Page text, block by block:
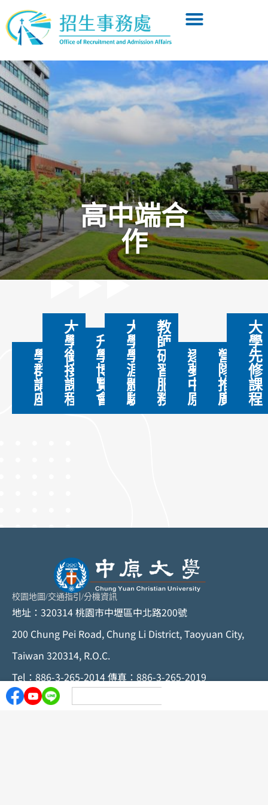
高中端合
作
學
群
講
座
大
學
銜
接
課
程
升
學
博
覽
會
大
學
學
涯
體
驗
教
師
研
習
服
務
逐
夢
中
原
營
隊
推
廣
大
學
先
修
課
程
校園地圖/交通指引 /分機資訊
地址：320314 桃園市中壢區中北路200號
200 Chung Pei Road, Chung Li District, Taoyuan City,
Taiwan 320314, R.O.C.
Tel：886-3-265-2014 傳真：886-3-265-2019
© 中原大學版權所有，任何形式之轉載，請與中原大學秘